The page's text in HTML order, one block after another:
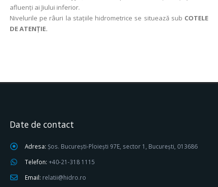
afluenți ai Jiului inferior.
Nivelurile pe râuri la stațiile hidrometrice se situează sub COTELE
DE ATENȚIE.
Date de contact
Adresa: Șos. București-Ploiești 97E, sector 1, București, 013686
Telefon: +40-21-318 1115
Email: relatii@hidro.ro